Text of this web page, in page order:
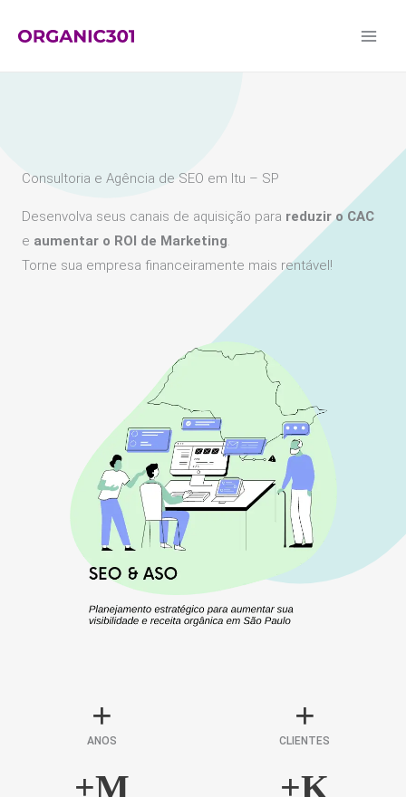
para
Consultoria e Agência de SEO em Itu – SP
Desenvolva seus canais de aquisição para reduzir o CAC
e aumentar o ROI de Marketing.
Torne sua empresa financeiramente mais rentável!
+
ANOS
+
CLIENTES
+M +K